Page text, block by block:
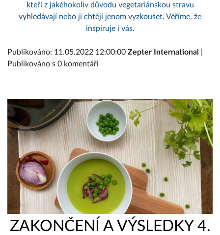
kteří z jakéhokoliv důvodu vegetariánskou stravu
vyhledávají nebo ji chtějí jenom vyzkoušet. Věříme, že
inspiruje i vás.
Publikováno: 11.05.2022 12:00:00 Zepter International
Publikováno s 0 komentáři
ZAKONČENÍ A VÝSLEDKY 4.